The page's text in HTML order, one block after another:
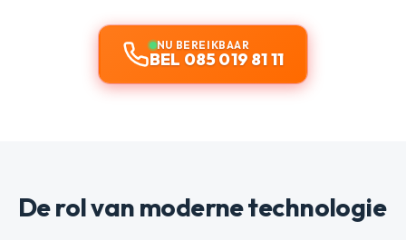
NU BEREIKBAAR
BEL 085 019 81 11
De rol van moderne technologie